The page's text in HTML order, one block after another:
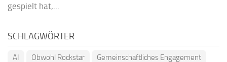
gespielt hat,...
SCHLAGWÖRTER
AI Obwohl Rockstar
Gemeinschaftliches Engagement